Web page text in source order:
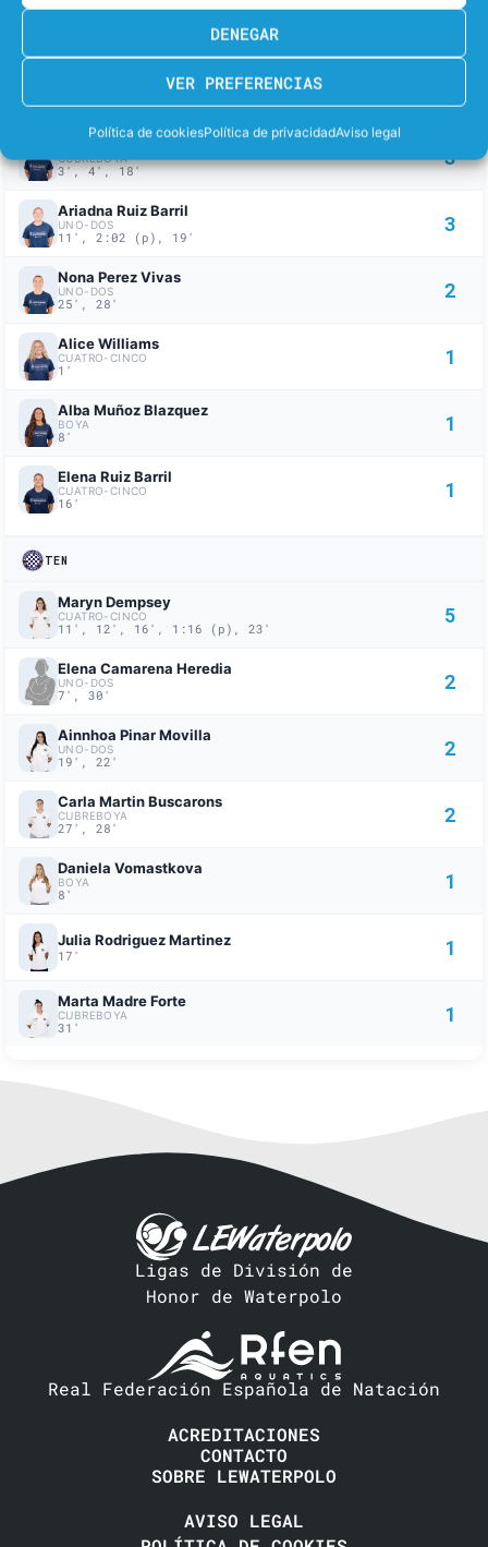
DENEGAR
VER PREFERENCIAS
Política de cookiesPolítica de privacidadAviso legal
Maria Palacio Linde
2', 6', 14', 20', 30'
Gisel La Farre Colomina
4', 6', 10', 21', 24'
CUBREBOYA
3', 4', 18'
3
Ariadna Ruiz Barril
UNO-DOS
11', 2:02 (p), 19'
3
Nona Perez Vivas
UNO-DOS
25', 28'
2
Alice Williams
CUATRO-CINCO
1'
1
Alba Muñoz Blazquez
BOYA
8'
1
Elena Ruiz Barril
CUATRO-CINCO
16'
1
TEN
Maryn Dempsey
CUATRO-CINCO
11', 12', 16', 1:16 (p), 23'
5
Elena Camarena Heredia
UNO-DOS
7', 30'
2
Ainnhoa Pinar Movilla
UNO-DOS
19', 22'
2
Carla Martin Buscarons
CUBREBOYA
27', 28'
2
Daniela Vomastkova
BOYA
8'
1
Julia Rodriguez Martinez
17' 1
Marta Madre Forte
CUBREBOYA
31'
1
Ligas de División de
Honor de Waterpolo
Real Federación Española de Natación
ACREDITACIONES
CONTACTO
SOBRE LEWATERPOLO
AVISO LEGAL